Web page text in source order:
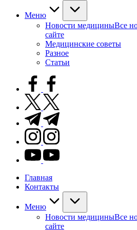
Меню
Новости медициныВсе
сайте
Медицинские советы
Разное
Статьи
facebook.com
twitter.com
t.me
instagram.com
youtube.com
Главная
Контакты
Меню
Новости медициныВсе
сайте